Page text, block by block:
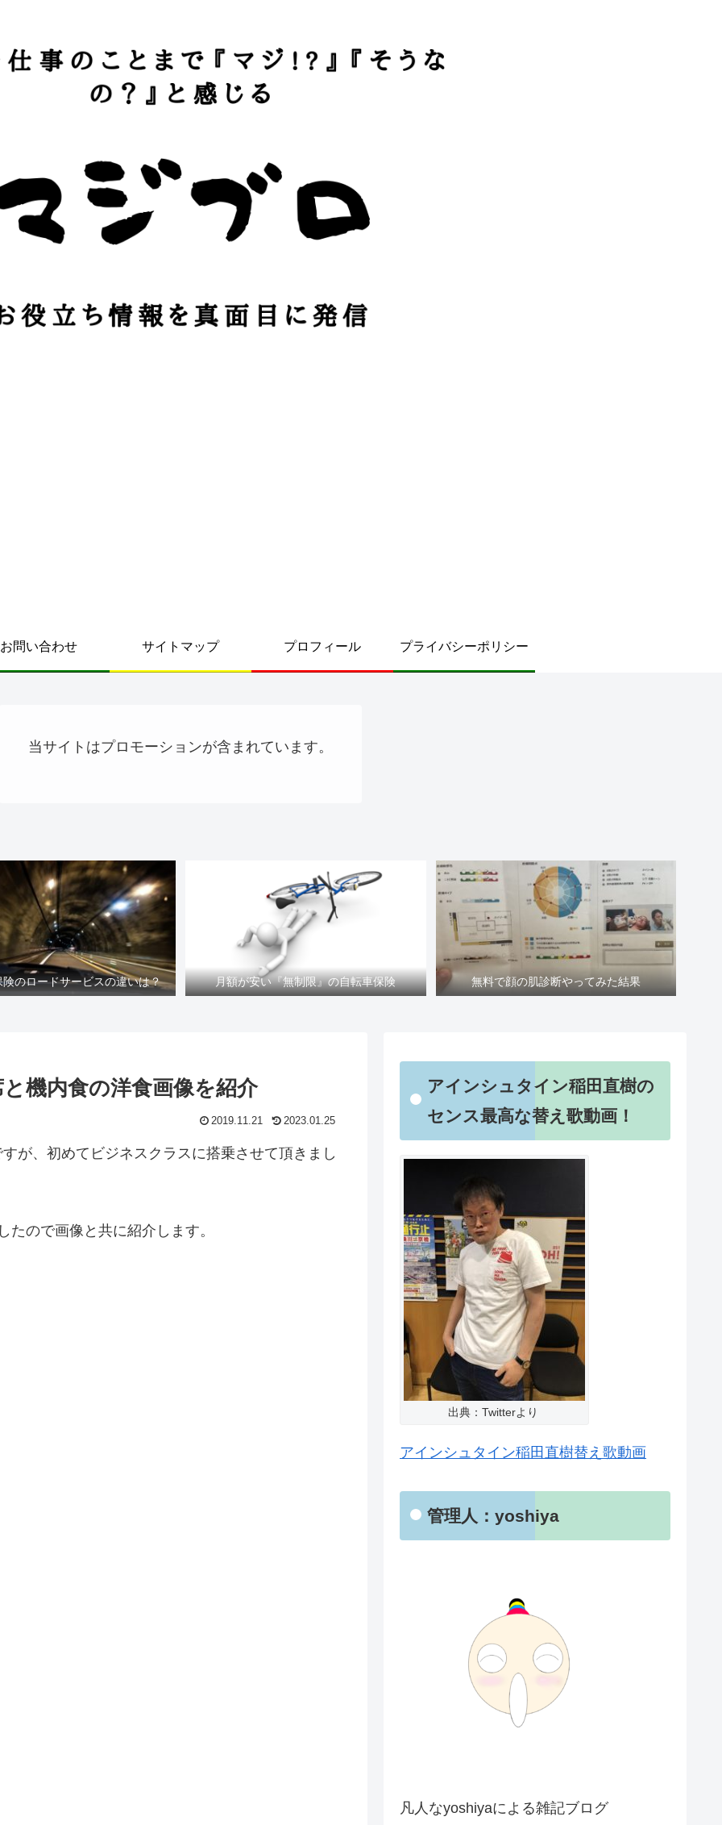
お問い合わせ サイトマップ プロフィール プライバシーポリシー
当サイトはプロモーションが含まれています。
険のロードサービスの違いは？ 月額が安い『無制限』の自転車保険 無料で顔の肌診断やってみた結果
機内食の洋食画像を紹介
2019.11.21 2023.01.25
が、初めてビジネスクラスに搭乗させて頂きまし
ので画像と共に紹介します。
アインシュタイン稲田直樹の
センス最高な替え歌動画！
出典：Twitterより
アインシュタイン稲田直樹替え歌動画
管理人：yoshiya
凡人なyoshiyaによる雑記ブログ